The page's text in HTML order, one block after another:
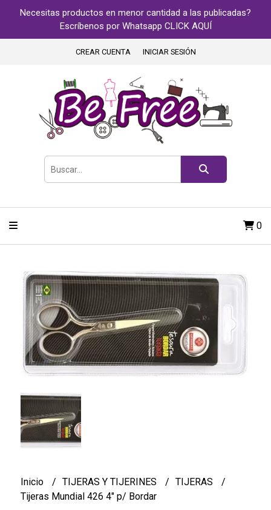
Necesitas productos en menor cantidad a las publicadas?
Escríbenos por Whatsapp CLICK AQUÍ
CREAR CUENTA INICIAR SESIÓN
0
Inicio TIJERAS Y TIJERINES
TIJERAS
Tijeras Mundial 426 4" p/ Bordar